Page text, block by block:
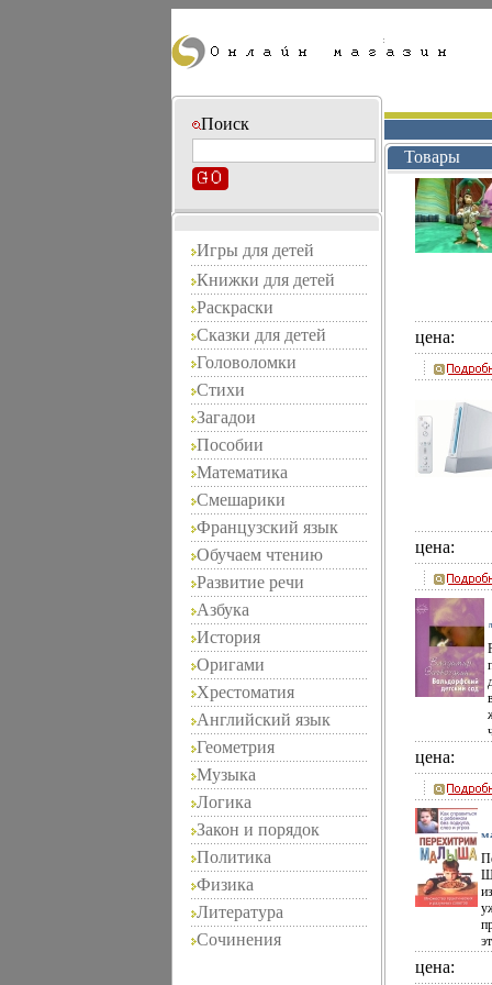
Поиск
Игры для детей
Книжки для детей
Раскраски
Сказки для детей
Головоломки
Стихи
Загадои
Пособии
Математика
Смешарики
Французский язык
Обучаем чтению
Развитие речи
Азбука
История
Оригами
Хрестоматия
Английский язык
Геометрия
Музыка
Логика
Закон и порядок
Политика
Физика
Литература
Сочинения
Товары
цена:
цена:
цена:
цена: